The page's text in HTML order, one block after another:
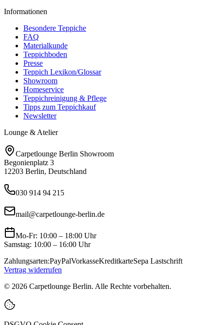
Informationen
Besondere Teppiche
FAQ
Materialkunde
Teppichboden
Presse
Teppich Lexikon/Glossar
Showroom
Homeservice
Teppichreinigung & Pflege
Tipps zum Teppichkauf
Newsletter
Lounge & Atelier
Carpetlounge Berlin Showroom
Begonienplatz 3
12203 Berlin, Deutschland
030 914 94 215
mail@carpetlounge-berlin.de
Mo-Fr: 10:00 – 18:00 Uhr
Samstag: 10:00 – 16:00 Uhr
Zahlungsarten:PayPalVorkasseKreditkarteSepa Lastschrift
Vertrag widerrufen
© 2026 Carpetlounge Berlin. Alle Rechte vorbehalten.